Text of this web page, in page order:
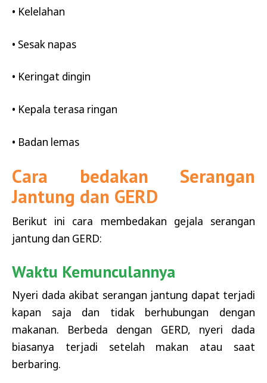
• Kelelahan
• Sesak napas
• Keringat dingin
• Kepala terasa ringan
• Badan lemas
Cara bedakan Serangan
Jantung dan GERD
Berikut ini cara membedakan gejala serangan
jantung dan GERD:
Waktu Kemunculannya
Nyeri dada akibat serangan jantung dapat terjadi
kapan saja dan tidak berhubungan dengan
makanan. Berbeda dengan GERD, nyeri dada
biasanya terjadi setelah makan atau saat
berbaring.